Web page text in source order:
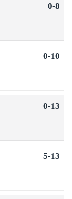
0-8
0-10
0-13
5-13